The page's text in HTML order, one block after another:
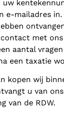
e-mailadres
met ons
aantal
een taxatie
kopen wij
u van
van de RDW.